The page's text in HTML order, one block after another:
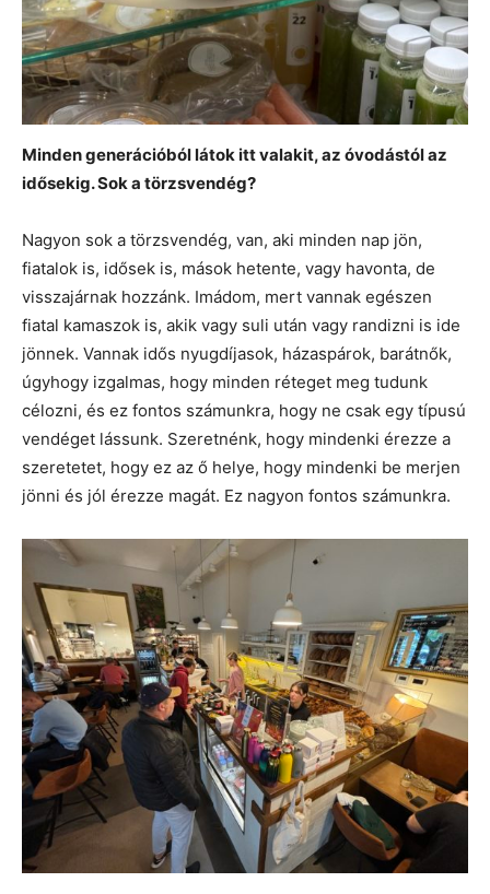
Minden generációból látok itt valakit, az óvodástól az
idősekig. Sok a törzsvendég?
Nagyon sok a törzsvendég, van, aki minden nap jön,
fiatalok is, idősek is, mások hetente, vagy havonta, de
visszajárnak hozzánk. Imádom, mert vannak egészen
fiatal kamaszok is, akik vagy suli után vagy randizni is ide
jönnek. Vannak idős nyugdíjasok, házaspárok, barátnők,
úgyhogy izgalmas, hogy minden réteget meg tudunk
célozni, és ez fontos számunkra, hogy ne csak egy típusú
vendéget lássunk. Szeretnénk, hogy mindenki érezze a
szeretetet, hogy ez az ő helye, hogy mindenki be merjen
jönni és jól érezze magát. Ez nagyon fontos számunkra.